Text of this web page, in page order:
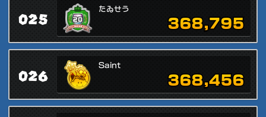
025
たゐせう
368,795
026
Saint
368,456